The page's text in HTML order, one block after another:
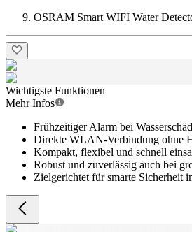
OSRAM Smart WIFI Water
Wichtigste Funktionen
Mehr Infos
Frühzeitiger Alarm bei
Direkte WLAN-Verbindung ohne
Kompakt, flexibel und schnell
Robust und zuverlässig auch bei
Zielgerichtet für smarte Sicherheit